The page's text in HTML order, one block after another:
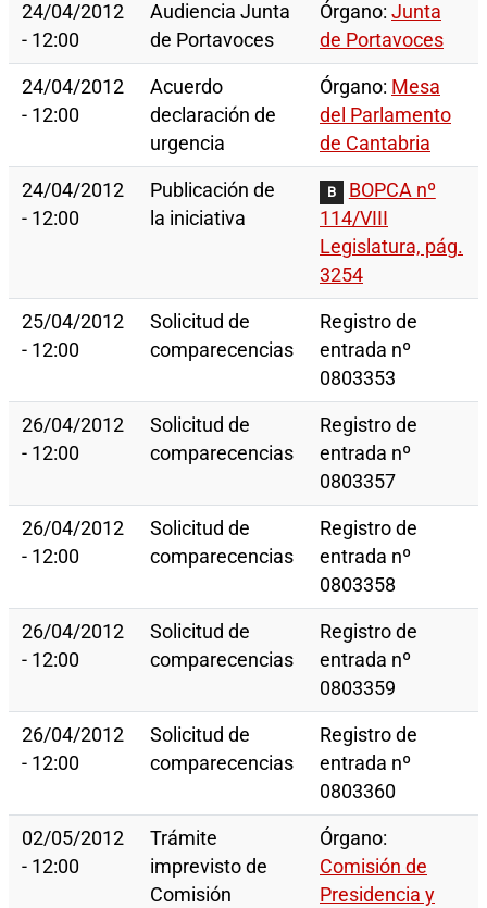
24/04/2012
- 12:00
Audiencia Junta
de Portavoces
Órgano: Junta
de Portavoces
24/04/2012
- 12:00
Acuerdo
declaración de
urgencia
Órgano: Mesa
del Parlamento
de Cantabria
24/04/2012
- 12:00
Publicación de
la iniciativa
B
BOPCA nº
114/VIII
Legislatura, pág.
3254
25/04/2012
- 12:00
Solicitud de
comparecencias
Registro de
entrada nº
0803353
26/04/2012
- 12:00
Solicitud de
comparecencias
Registro de
entrada nº
0803357
26/04/2012
- 12:00
Solicitud de
comparecencias
Registro de
entrada nº
0803358
26/04/2012
- 12:00
Solicitud de
comparecencias
Registro de
entrada nº
0803359
26/04/2012
- 12:00
Solicitud de
comparecencias
Registro de
entrada nº
0803360
02/05/2012
- 12:00
Trámite
imprevisto de
Comisión
Órgano:
Comisión de
Presidencia y